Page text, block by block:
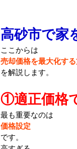
高砂市で家
ここからは
売却価格を最大化す
を解説します。
①適正価格
最も重要なのは
価格設定
です。